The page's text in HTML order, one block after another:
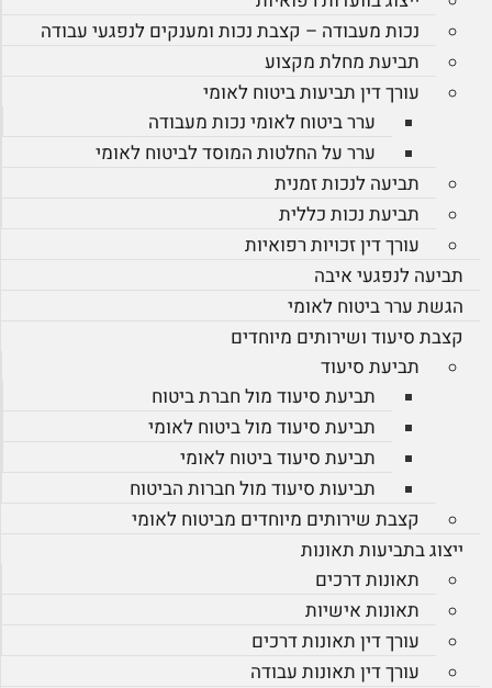
נכות מעבודה – קצבת נכות ומענקים לנפגעי עבודה
תביעת מחלת מקצוע
עורך דין תביעות ביטוח לאומי
ערר ביטוח לאומי נכות מעבודה
ערר על החלטות המוסד לביטוח לאומי
תביעה לנכות זמנית
תביעת נכות כללית
עורך דין זכויות רפואיות
תביעה לנפגעי איבה
הגשת ערר ביטוח לאומי
קצבת סיעוד ושירותים מיוחדים
תביעת סיעוד
תביעת סיעוד מול חברת ביטוח
תביעת סיעוד מול ביטוח לאומי
תביעת סיעוד ביטוח לאומי
תביעות סיעוד מול חברות הביטוח
קצבת שירותים מיוחדים מביטוח לאומי
ייצוג בתביעות תאונות
תאונות דרכים
תאונות אישיות
עורך דין תאונות דרכים
עורך דין תאונות עבודה